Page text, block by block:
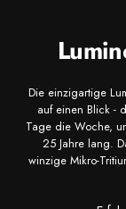
Die einzigartige
auf einen Blick -
Tage die Woche,
25 Jahre lang.
winzige Mikro-